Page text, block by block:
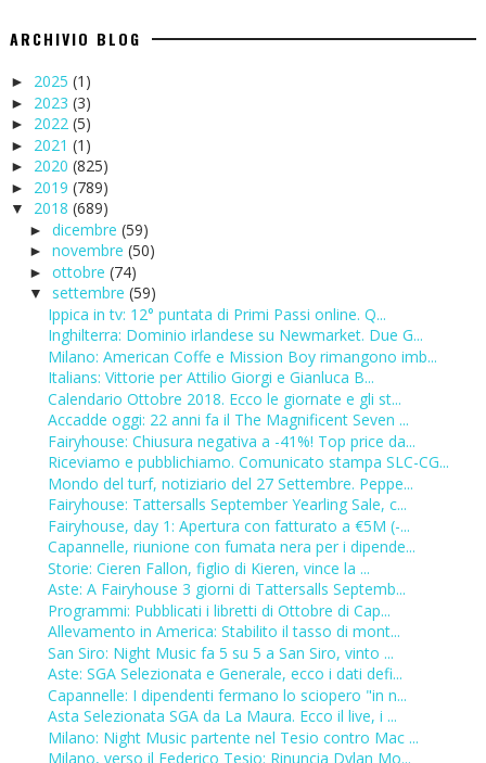
ARCHIVIO BLOG
► 2025 (1)
► 2023 (3)
► 2022 (5)
► 2021 (1)
► 2020 (825)
► 2019 (789)
▼ 2018 (689)
► dicembre (59)
► novembre (50)
► ottobre (74)
▼ settembre (59)
Ippica in tv: 12° puntata di Primi Passi online. Q...
Inghilterra: Dominio irlandese su Newmarket. Due G...
Milano: American Coffe e Mission Boy rimangono imb...
Italians: Vittorie per Attilio Giorgi e Gianluca B...
Calendario Ottobre 2018. Ecco le giornate e gli st...
Accadde oggi: 22 anni fa il The Magnificent Seven ...
Fairyhouse: Chiusura negativa a -41%! Top price da...
Riceviamo e pubblichiamo. Comunicato stampa SLC-CG...
Mondo del turf, notiziario del 27 Settembre. Peppe...
Fairyhouse: Tattersalls September Yearling Sale, c...
Fairyhouse, day 1: Apertura con fatturato a €5M (-...
Capannelle, riunione con fumata nera per i dipende...
Storie: Cieren Fallon, figlio di Kieren, vince la ...
Aste: A Fairyhouse 3 giorni di Tattersalls Septemb...
Programmi: Pubblicati i libretti di Ottobre di Cap...
Allevamento in America: Stabilito il tasso di mont...
San Siro: Night Music fa 5 su 5 a San Siro, vinto ...
Aste: SGA Selezionata e Generale, ecco i dati defi...
Capannelle: I dipendenti fermano lo sciopero "in n...
Asta Selezionata SGA da La Maura. Ecco il live, i ...
Milano: Night Music partente nel Tesio contro Mac ...
Milano, verso il Federico Tesio: Rinuncia Dylan Mo...